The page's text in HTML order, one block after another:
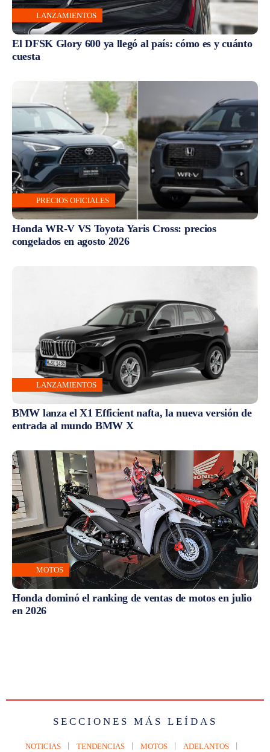
LANZAMIENTOS
El DFSK Glory 600 ya llegó al país: cómo es y cuánto
cuesta
PRECIOS OFICIALES
Honda WR-V VS Toyota Yaris Cross: precios
congelados en agosto 2026
LANZAMIENTOS
BMW lanza el X1 Efficient nafta, la nueva versión de
entrada al mundo BMW X
MOTOS
Honda dominó el ranking de ventas de motos en julio
en 2026
SECCIONES MÁS LEÍDAS
NOTICIAS TENDENCIAS MOTOS ADELANTOS